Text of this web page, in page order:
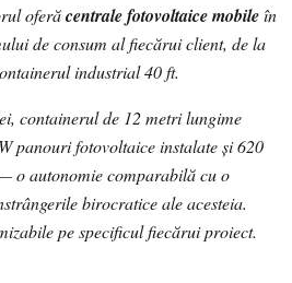
oferăcentrale fotovoltaice mobileîn
de consum al fiecărui client, de la
industrial 40 ft.
containerul de 12 metri lungime
panouri fotovoltaice instalate și 620
o autonomie comparabilă cu o
birocratice ale acesteia.
pe specificul fiecărui proiect.